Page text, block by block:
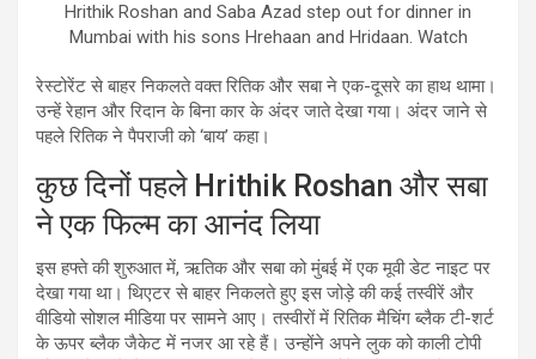
Hrithik Roshan and Saba Azad step out for dinner in
Mumbai with his sons Hrehaan and Hridaan. Watch
रेस्टोरेंट से बाहर निकलते वक्त रितिक और सबा ने एक-दूसरे का हाथ थामा।
उन्हें रेहान और रिदान के बिना कार के अंदर जाते देखा गया। अंदर जाने से
पहले रितिक ने पैपराजी को ‘बाय’ कहा।
कुछ दिनों पहले Hrithik Roshan और सबा
ने एक फिल्म का आनंद लिया
इस हफ्ते की शुरुआत में, ऋतिक और सबा को मुंबई में एक मूवी डेट नाइट पर
देखा गया था। थिएटर से बाहर निकलते हुए इस जोड़े की कई तस्वीरें और
वीडियो सोशल मीडिया पर सामने आए। तस्वीरों में रितिक मैचिंग ब्लैक टी-शर्ट
के ऊपर ब्लैक जैकेट में नजर आ रहे हैं। उन्होंने अपने लुक को काली टोपी